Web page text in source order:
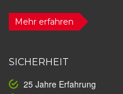
Mehr erfahren
SICHERHEIT
25 Jahre Erfahrung